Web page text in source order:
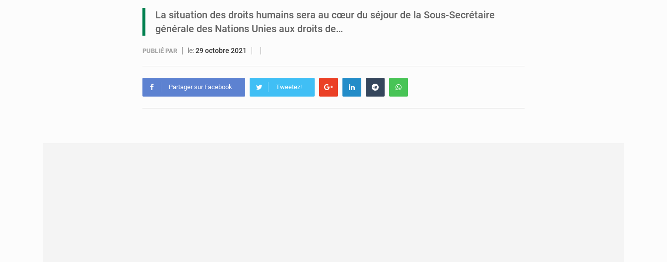
La situation des droits humains sera au cœur du séjour de la Sous-Secrétaire
générale des Nations Unies aux droits de…
PUBLIÉ PAR le:29 octobre 2021
Partager sur Facebook Tweetez!